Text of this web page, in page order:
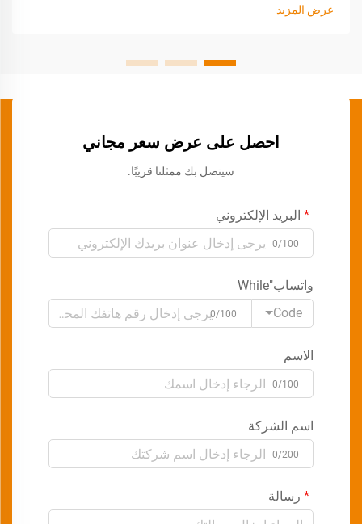
عرض المزيد
احصل على عرض سعر مجاني
سيتصل بك ممثلنا قريبًا.
البريد الإلكتروني
0/100
واتساب"While
Code
0/100
الاسم
0/100
اسم الشركة
0/200
رسالة